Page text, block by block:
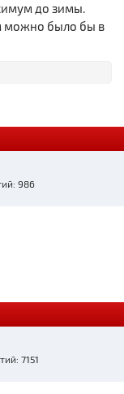
до зимы.
можно было бы в
986
7151